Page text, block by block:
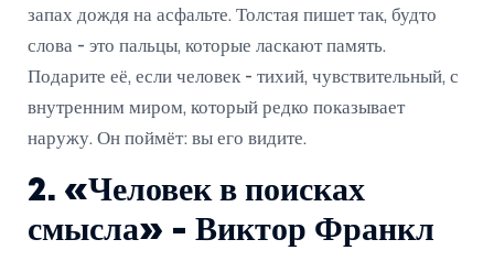
запах дождя на асфальте. Толстая пишет так, будто
слова - это пальцы, которые ласкают память.
Подарите её, если человек - тихий, чувствительный, с
внутренним миром, который редко показывает
наружу. Он поймёт: вы его видите.
2. «Человек в поисках
смысла» - Виктор Франкл